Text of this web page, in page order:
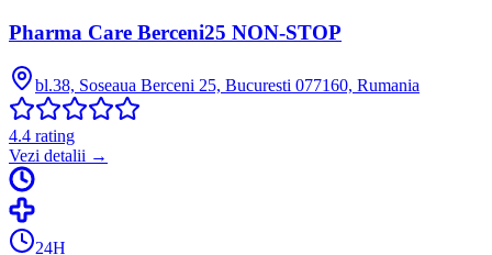
Pharma Care Berceni25 NON-STOP
bl.38, Soseaua Berceni 25, Bucuresti 077160, Rumania
4.4 rating
Vezi detalii →
24H